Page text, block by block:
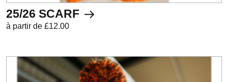
25/26 SCARF
à partir de £12.00